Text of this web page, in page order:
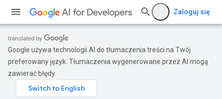
Zaloguj się
Google używa technologii AI do tłumaczenia treści na Twój
preferowany język. Tłumaczenia wygenerowane przez AI mogą
zawierać błędy.